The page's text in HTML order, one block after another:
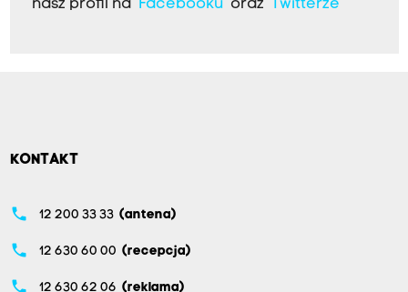
nasz profil na
Facebookuoraz Twitterze
KONTAKT
phone 12 200 33 33 (antena)
phone 12 630 60 00 (recepcja)
phone 12 630 62 06 (reklama)